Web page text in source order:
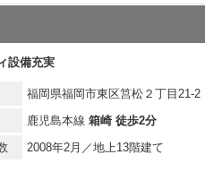
設備充実
福岡県福岡市東区筥松２丁目21-2
鹿児島本線 箱崎 徒歩2分
2008年2月／地上13階建て